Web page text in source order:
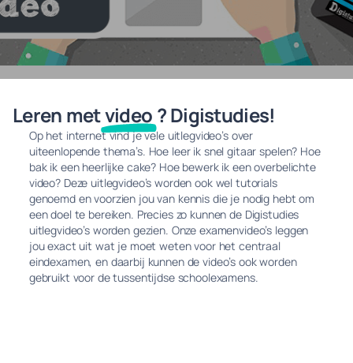
Leren metvideo ? Digistudies!
Op het internet vind je vele uitlegvideo’s over
uiteenlopende thema’s. Hoe leer ik snel gitaar spelen? Hoe
bak ik een heerlijke cake? Hoe bewerk ik een overbelichte
video? Deze uitlegvideo’s worden ook wel tutorials
genoemd en voorzien jou van kennis die je nodig hebt om
een doel te bereiken. Precies zo kunnen de Digistudies
uitlegvideo’s worden gezien. Onze examenvideo’s leggen
jou exact uit wat je moet weten voor het centraal
eindexamen, en daarbij kunnen de video’s ook worden
gebruikt voor de tussentijdse schoolexamens.